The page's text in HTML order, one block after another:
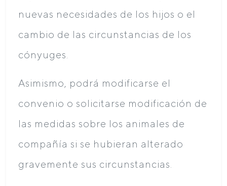
nuevas necesidades de los hijos o el
cambio de las circunstancias de los
cónyuges.
Asimismo, podrá modificarse el
convenio o solicitarse modificación de
las medidas sobre los animales de
compañía si se hubieran alterado
gravemente sus circunstancias.